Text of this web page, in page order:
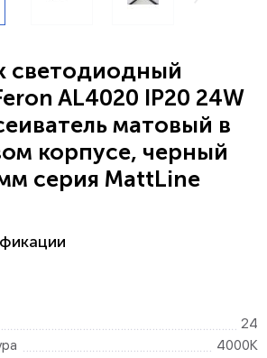
светодиодный
AL4020 IP20 24W
матовый в
корпусе, черный
серия MattLine
24
4000К